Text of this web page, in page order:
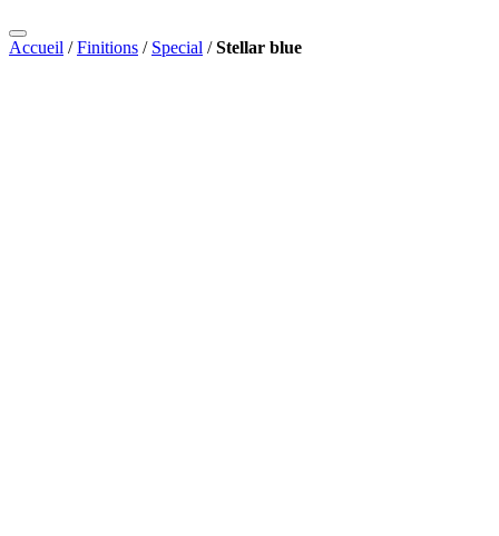
Accueil /Finitions / Special /Stellar blue